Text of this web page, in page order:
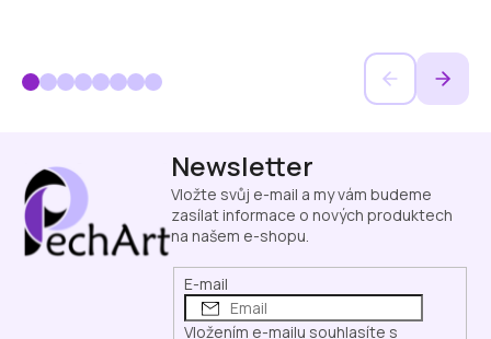
Newsletter
Vložte svůj e-mail a my vám budeme
zasílat informace o nových produktech
na našem e-shopu.
E-mail
Vložením e-mailu souhlasíte s